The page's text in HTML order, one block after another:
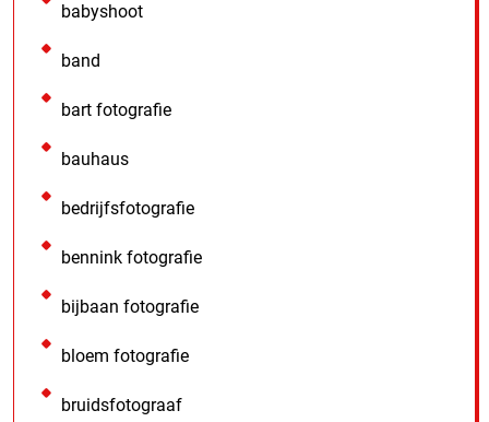
babyshoot
band
bart fotografie
bauhaus
bedrijfsfotografie
bennink fotografie
bijbaan fotografie
bloem fotografie
bruidsfotograaf